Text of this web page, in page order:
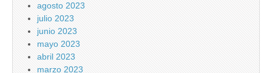
agosto 2023
julio 2023
junio 2023
mayo 2023
abril 2023
marzo 2023